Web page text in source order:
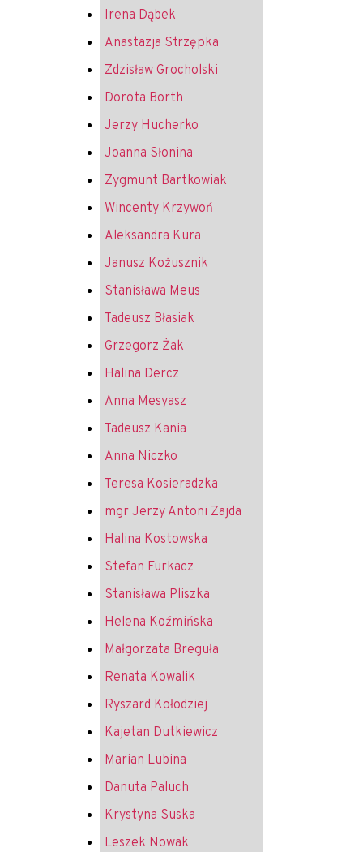
Irena Dąbek
Anastazja Strzępka
Zdzisław Grocholski
Dorota Borth
Jerzy Hucherko
Joanna Słonina
Zygmunt Bartkowiak
Wincenty Krzywoń
Aleksandra Kura
Janusz Kożusznik
Stanisława Meus
Tadeusz Błasiak
Grzegorz Żak
Halina Dercz
Anna Mesyasz
Tadeusz Kania
Anna Niczko
Teresa Kosieradzka
mgr Jerzy Antoni Zajda
Halina Kostowska
Stefan Furkacz
Stanisława Pliszka
Helena Koźmińska
Małgorzata Breguła
Renata Kowalik
Ryszard Kołodziej
Kajetan Dutkiewicz
Marian Lubina
Danuta Paluch
Krystyna Suska
Leszek Nowak